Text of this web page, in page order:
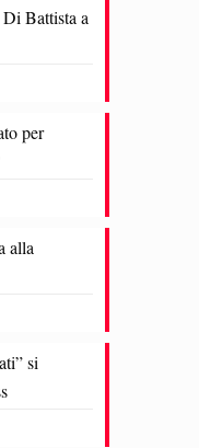
Battista a
per
alla
si